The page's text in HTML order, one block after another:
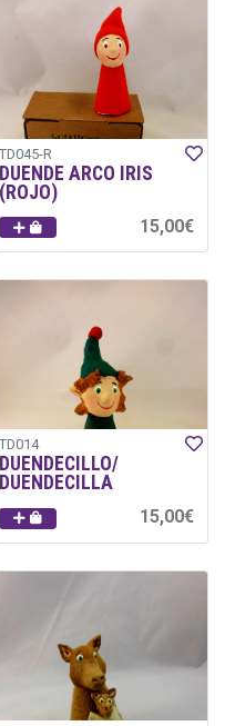
TD045-R
DUENDE ARCO IRIS
(ROJO)
15,00€
TD014
DUENDECILLO/
DUENDECILLA
15,00€